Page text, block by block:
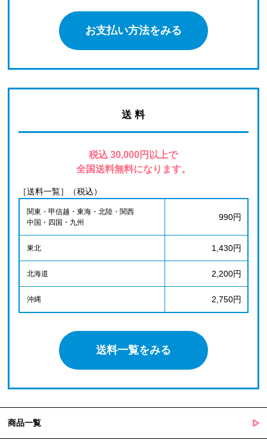
お支払い方法をみる
送 料
税込 30,000円以上で
全国送料無料になります。
［送料一覧］（税込）
関東・甲信越・東海・北陸・関西
中国・四国・九州
990円
東北 1,430円
北海道 2,200円
沖縄 2,750円
送料一覧をみる
商品一覧